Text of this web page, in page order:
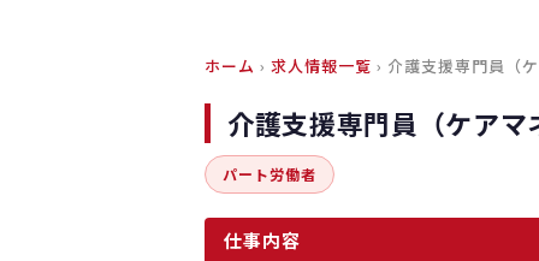
ホーム › 求人情報一覧 › 介護支援専門員（
介護支援専門員（ケア
パート労働者
仕事内容